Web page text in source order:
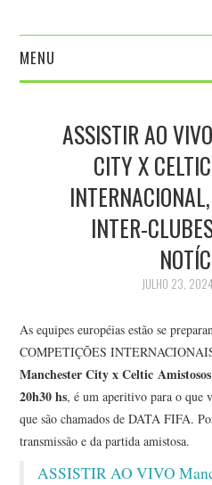
MENU
ESPORTES
VARIEDADES
ASSISTIR AO
CITY X
INTER-
JULHO 23, 2024
As equipes européias estão se
COMPETIÇÕES
Manchester City x Celtic
20h30 hs, é um aperitivo para o que
que são chamados de DATA FIFA.
transmissão e da partida amistosa.
ASSISTIR AO VIVO